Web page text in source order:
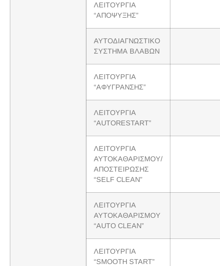
ΛΕΙΤΟΥΡΓΙΑ
“ΑΠΟΨΥΞΗΣ”
ΑΥΤΟΔΙΑΓΝΩΣΤΙΚΟ
ΣΥΣΤΗΜΑ ΒΛΑΒΩΝ
ΛΕΙΤΟΥΡΓΙΑ
“ΑΦΥΓΡΑΝΣΗΣ”
ΛΕΙΤΟΥΡΓΙΑ
“AUTORESTART”
ΛΕΙΤΟΥΡΓΙΑ
ΑΥΤΟΚΑΘΑΡΙΣΜΟΥ/
ΑΠΟΣΤΕΙΡΩΣΗΣ
“SELF CLEAN”
ΛΕΙΤΟΥΡΓΙΑ
ΑΥΤΟΚΑΘΑΡΙΣΜΟΥ
“AUTO CLEAN”
ΛΕΙΤΟΥΡΓΙΑ
“SMOOTH START”